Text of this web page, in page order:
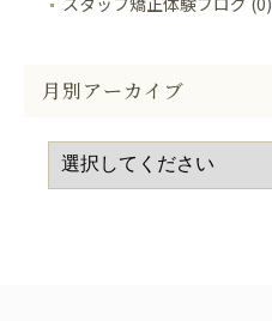
月別アーカイブ